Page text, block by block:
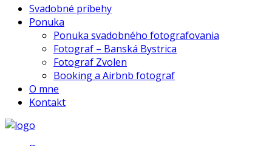
Svadobné príbehy
Ponuka
Ponuka svadobného fotografovania
Fotograf – Banská Bystrica
Fotograf Zvolen
Booking a Airbnb fotograf
O mne
Kontakt